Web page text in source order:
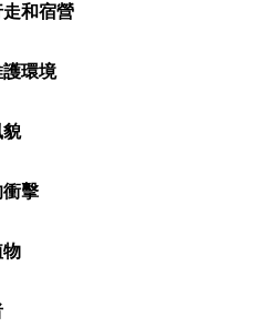
和宿營
環境
擊